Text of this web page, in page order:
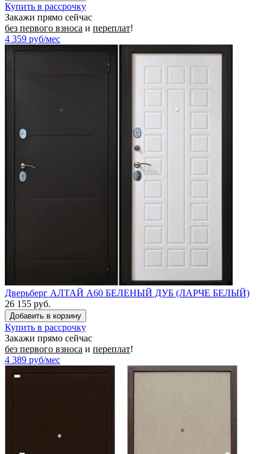
Купить в рассрочку
Закажи прямо сейчас
без первого взноса и переплат!
4 359 руб/мес
Дверьберг АЛТАЙ А60 БЕЛЕНЫЙ ДУБ (ЛАРЧЕ БЕЛЫЙ)
26 155 руб.
Купить в рассрочку
Закажи прямо сейчас
без первого взноса и переплат!
4 389 руб/мес